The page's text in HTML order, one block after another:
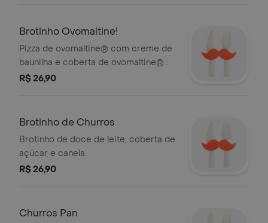
Brotinho Ovomaltine!
Pizza de ovomaltine® com creme de
baunilha e coberta de ovomaltine®
crocante.
R$ 26,90
Brotinho de Churros
Brotinho de doce de leite, coberta de
açúcar e canela.
R$ 26,90
Churros Pan